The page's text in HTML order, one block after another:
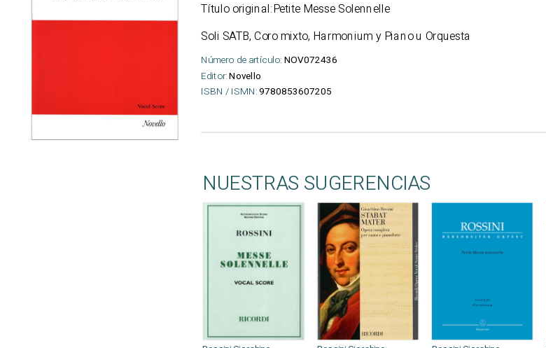
Título original:Petite Messe Solennelle
Soli SATB, Coro mixto, Harmonium y Piano u Orquesta
Número de artículo: NOV072436
Editor:Novello
ISBN / ISMN:9780853607205
NUESTRAS SUGERENCIAS